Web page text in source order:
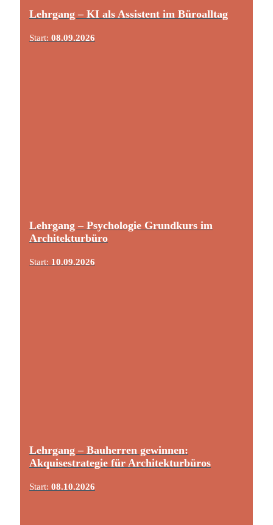
Lehrgang – KI als Assistent im Büroalltag
Start: 08.09.2026
Lehrgang – Psychologie Grundkurs im
Architekturbüro
Start: 10.09.2026
Lehrgang – Bauherren gewinnen:
Akquisestrategie für Architekturbüros
Start: 08.10.2026